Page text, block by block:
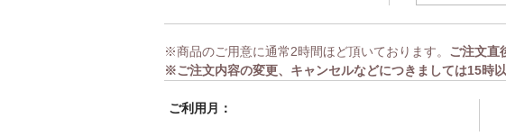
※商品のご用意に通常2時間ほど頂いております。 ご注文直
※ご注文内容の変更、キャンセルなどにつきましては15時
ご利用月：